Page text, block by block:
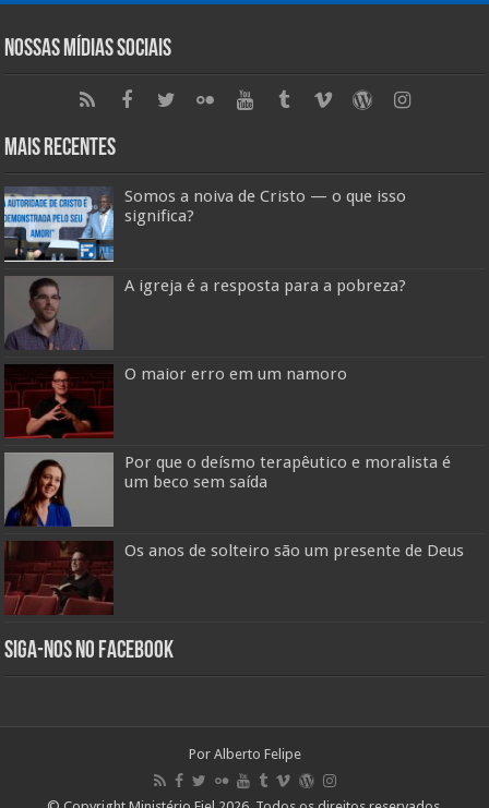
Nossas Mídias Sociais
Mais Recentes
Somos a noiva de Cristo — o que isso
significa?
A igreja é a resposta para a pobreza?
O maior erro em um namoro
Por que o deísmo terapêutico e moralista é
um beco sem saída
Os anos de solteiro são um presente de Deus
Siga-nos no Facebook
Por Alberto Felipe